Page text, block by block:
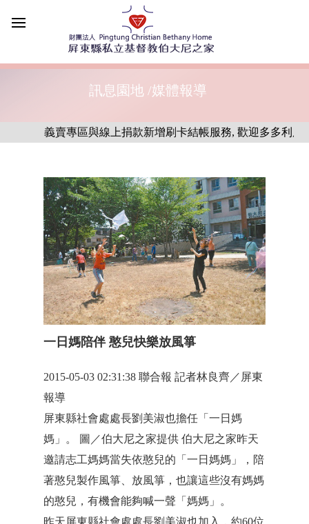
訊息園地 /媒體報導
義賣專區與線上捐款新增刷卡結帳服務, 歡迎多多利用
一日媽陪伴 憨兒快樂放風箏
2015-05-03 02:31:38 聯合報 記者林良齊／屏東
報導
屏東縣社會處處長劉美淑也擔任「一日媽
媽」。 圖／伯大尼之家提供 伯大尼之家昨天
邀請志工媽媽當失依憨兒的「一日媽媽」，陪
著憨兒製作風箏、放風箏，也讓這些沒有媽媽
的憨兒，有機會能夠喊一聲「媽媽」。
昨天屏東縣社會處處長劉美淑也加入，約60位